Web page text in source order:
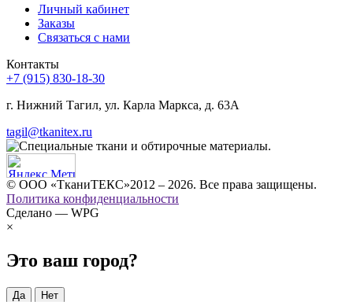
Личный кабинет
Заказы
Связаться с нами
Контакты
+7 (915) 830-18-30
г. Нижний Тагил, ул. Карла Маркса, д. 63А
tagil@tkanitex.ru
© ООО «ТканиТЕКС»2012 – 2026. Все права защищены.
Политика конфиденциальности
Сделано — WPG
×
Это ваш город?
Да Нет